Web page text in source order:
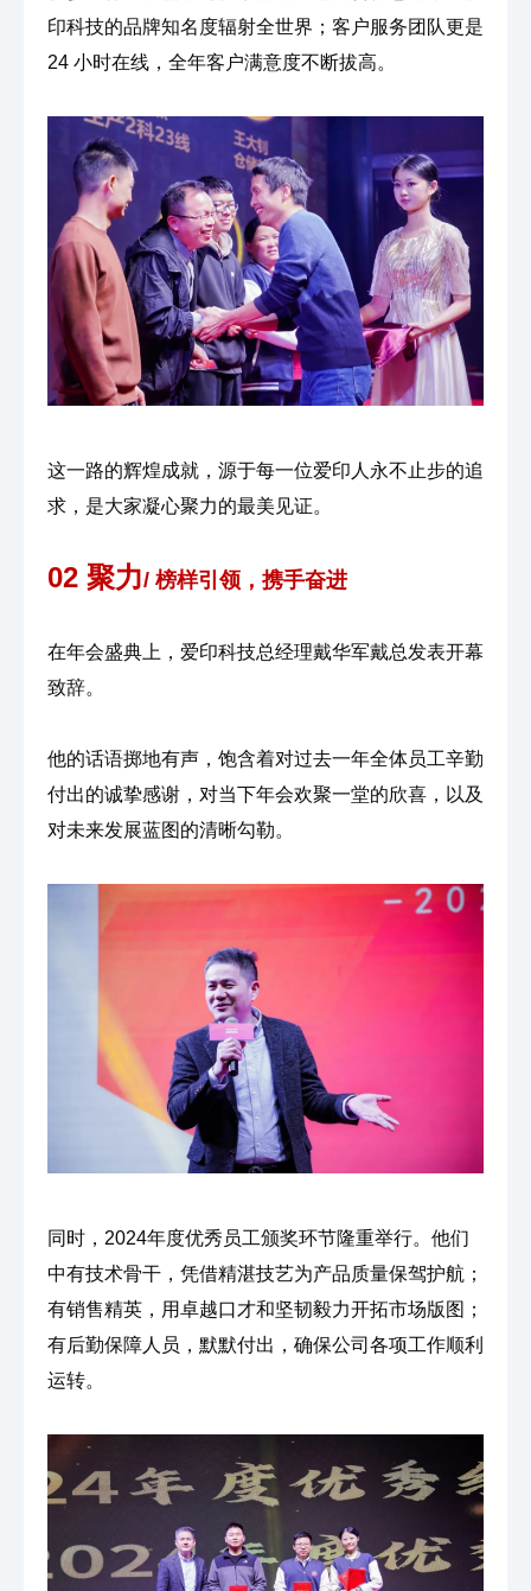
印科技的品牌知名度辐射全世界；客户服务团队更是
24 小时在线，全年客户满意度不断拔高。
这一路的辉煌成就，源于每一位爱印人永不止步的追
求，是大家凝心聚力的最美见证。
02 聚力/ 榜样引领，携手奋进
在年会盛典上，爱印科技总经理戴华军戴总发表开幕
致辞。
他的话语掷地有声，饱含着对过去一年全体员工辛勤
付出的诚挚感谢，对当下年会欢聚一堂的欣喜，以及
对未来发展蓝图的清晰勾勒。
同时，2024年度优秀员工颁奖环节隆重举行。他们
中有技术骨干，凭借精湛技艺为产品质量保驾护航；
有销售精英，用卓越口才和坚韧毅力开拓市场版图；
有后勤保障人员，默默付出，确保公司各项工作顺利
运转。